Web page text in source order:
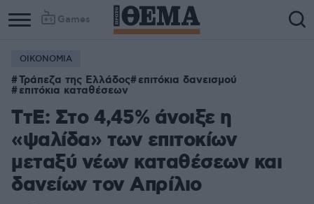
Games
ΟΙΚΟΝΟΜΙΑ
Τράπεζα της Ελλάδος επιτόκια δανεισμού
επιτόκια καταθέσεων
ΤτΕ: Στο 4,45% άνοιξε η
«ψαλίδα» των επιτοκίων
μεταξύ νέων καταθέσεων και
δανείων τον Απρίλιο